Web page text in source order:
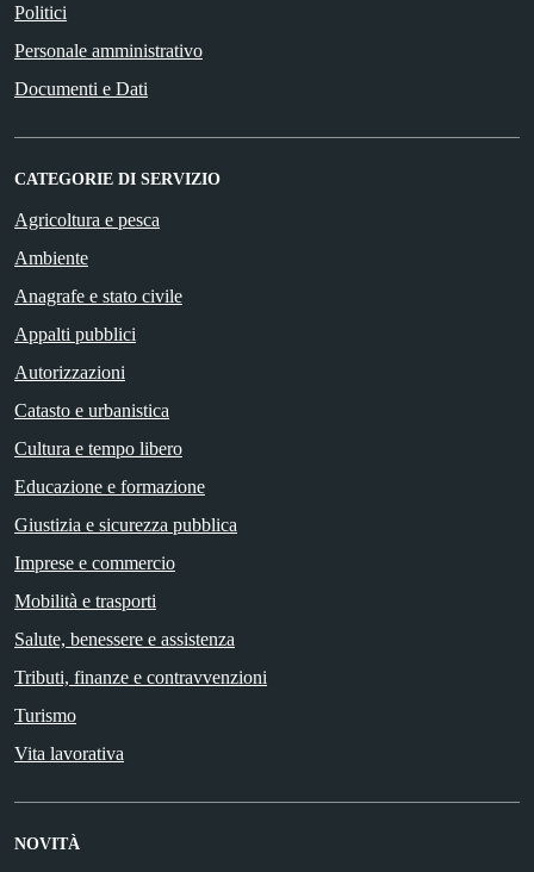
Politici
Personale amministrativo
Documenti e Dati
CATEGORIE DI SERVIZIO
Agricoltura e pesca
Ambiente
Anagrafe e stato civile
Appalti pubblici
Autorizzazioni
Catasto e urbanistica
Cultura e tempo libero
Educazione e formazione
Giustizia e sicurezza pubblica
Imprese e commercio
Mobilità e trasporti
Salute, benessere e assistenza
Tributi, finanze e contravvenzioni
Turismo
Vita lavorativa
NOVITÀ